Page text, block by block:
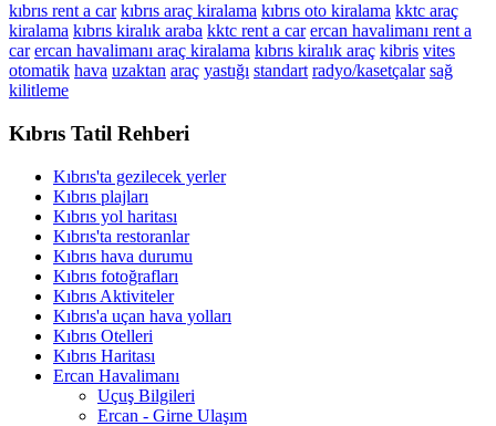
kıbrıs rent a car kıbrıs araç kiralama kıbrıs oto kiralama kktc araç
kiralama kıbrıs kiralık araba kktc rent a car ercan havalimanı rent a
car ercan havalimanı araç kiralama kıbrıs kiralık araç kibris vites
otomatik hava uzaktan araç yastığı standart radyo/kasetçalar sağ
kilitleme
Kıbrıs Tatil Rehberi
Kıbrıs'ta gezilecek yerler
Kıbrıs plajları
Kıbrıs yol haritası
Kıbrıs'ta restoranlar
Kıbrıs hava durumu
Kıbrıs fotoğrafları
Kıbrıs Aktiviteler
Kıbrıs'a uçan hava yolları
Kıbrıs Otelleri
Kıbrıs Haritası
Ercan Havalimanı
Uçuş Bilgileri
Ercan - Girne Ulaşım